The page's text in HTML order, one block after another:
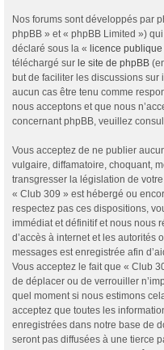
Nos forums sont développés par
phpBB » et « phpBB Limited »)
déclaré sous la « licence
téléchargé sur le site de phpBB
but de faciliter les discussions sur
aucun cas être tenu comme
nous acceptons et que nous
concernant phpBB, veuillez
Vous acceptez de ne publier
vulgaire, diffamatoire, choquant,
transgresser la législation de
« Club 309 » est hébergé ou
respectez pas ces dispositions,
immédiat et définitif et nous nous
d’accès à internet et les autorités
messages est enregistrée afin
Vous acceptez le fait que « Club
de déplacer ou de verrouiller
quel moment si nous estimons
acceptez que toutes les
enregistrées dans notre base de
seront pas diffusées à une tierce